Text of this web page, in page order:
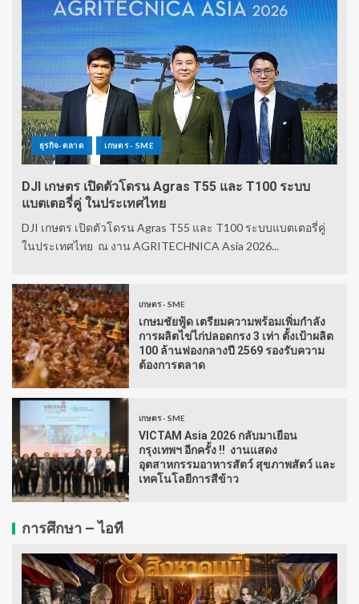
ธุรกิจ-ตลาด เกษตร - SME
DJI เกษตร เปิดตัวโดรน Agras T55 และ T100 ระบบ
แบตเตอรี่คู่ ในประเทศไทย
DJI เกษตร เปิดตัวโดรน Agras T55 และ T100 ระบบแบตเตอรี่คู่
ในประเทศไทย ณ งาน AGRITECHNICA Asia 2026...
เกษตร - SME
เกษมชัยฟู้ด เตรียมความพร้อมเพิ่มกำลัง
การผลิตไข่ไก่ปลอดกรง 3 เท่า ตั้งเป้าผลิต
100 ล้านฟองกลางปี 2569 รองรับความ
ต้องการตลาด
เกษตร - SME
VICTAM Asia 2026 กลับมาเยือน
กรุงเทพฯ อีกครั้ง !! งานแสดง
อุตสาหกรรมอาหารสัตว์ สุขภาพสัตว์ และ
เทคโนโลยีการสีข้าว
การศึกษา – ไอที